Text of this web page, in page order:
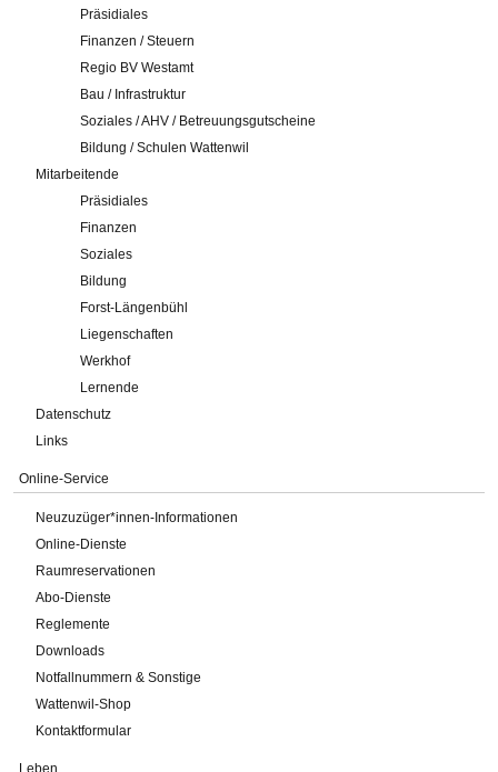
Präsidiales
Finanzen / Steuern
Regio BV Westamt
Bau / Infrastruktur
Soziales / AHV / Betreuungsgutscheine
Bildung / Schulen Wattenwil
Mitarbeitende
Präsidiales
Finanzen
Soziales
Bildung
Forst-Längenbühl
Liegenschaften
Werkhof
Lernende
Datenschutz
Links
Online-Service
Neuzuzüger*innen-Informationen
Online-Dienste
Raumreservationen
Abo-Dienste
Reglemente
Downloads
Notfallnummern & Sonstige
Wattenwil-Shop
Kontaktformular
Leben